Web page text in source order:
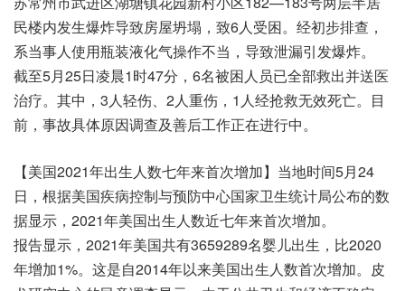
民楼内发生爆炸导致房屋坍塌，致6人受困。经初步排查，
系当事人使用瓶装液化气操作不当，导致泄漏引发爆炸。
截至5月25日凌晨1时47分，6名被困人员已全部救出并送医
治疗。其中，3人轻伤、2人重伤，1人经抢救无效死亡。目
前，事故具体原因调查及善后工作正在进行中。
【美国2021年出生人数七年来首次增加】当地时间5月24
日，根据美国疾病控制与预防中心国家卫生统计局公布的数
据显示，2021年美国出生人数近七年来首次增加。
报告显示，2021年美国共有3659289名婴儿出生，比2020
年增加1%。这是自2014年以来美国出生人数首次增加。皮